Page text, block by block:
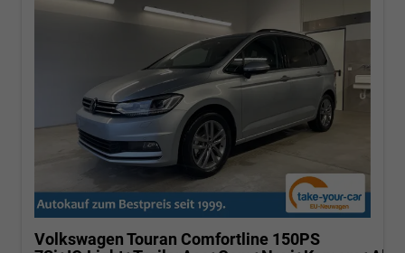
Volkswagen Touran Comfortline 150PS